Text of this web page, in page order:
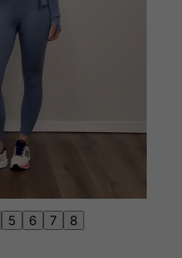
5 6 7 8